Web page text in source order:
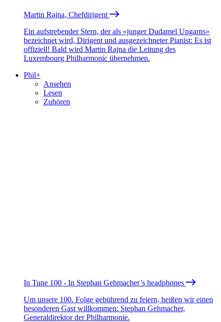
Martin Rajna, Chefdirigent
Ein aufstrebender Stern, der als «junger Dudamel Ungarns»
bezeichnet wird, Dirigent und ausgezeichneter Pianist: Es ist
offiziell! Bald wird Martin Rajna die Leitung des
Luxembourg Philharmonic übernehmen.
Phil+
Ansehen
Lesen
Zuhören
In Tune 100 - In Stephan Gehmacher’s headphones
Um unsere 100. Folge gebührend zu feiern, heißen wir einen
besonderen Gast willkommen: Stephan Gehmacher,
Generaldirektor der Philharmonie.